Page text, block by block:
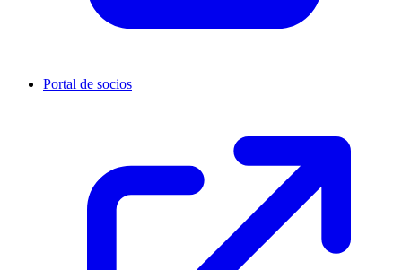
Portal de socios